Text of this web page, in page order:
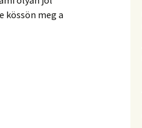
kössön meg a